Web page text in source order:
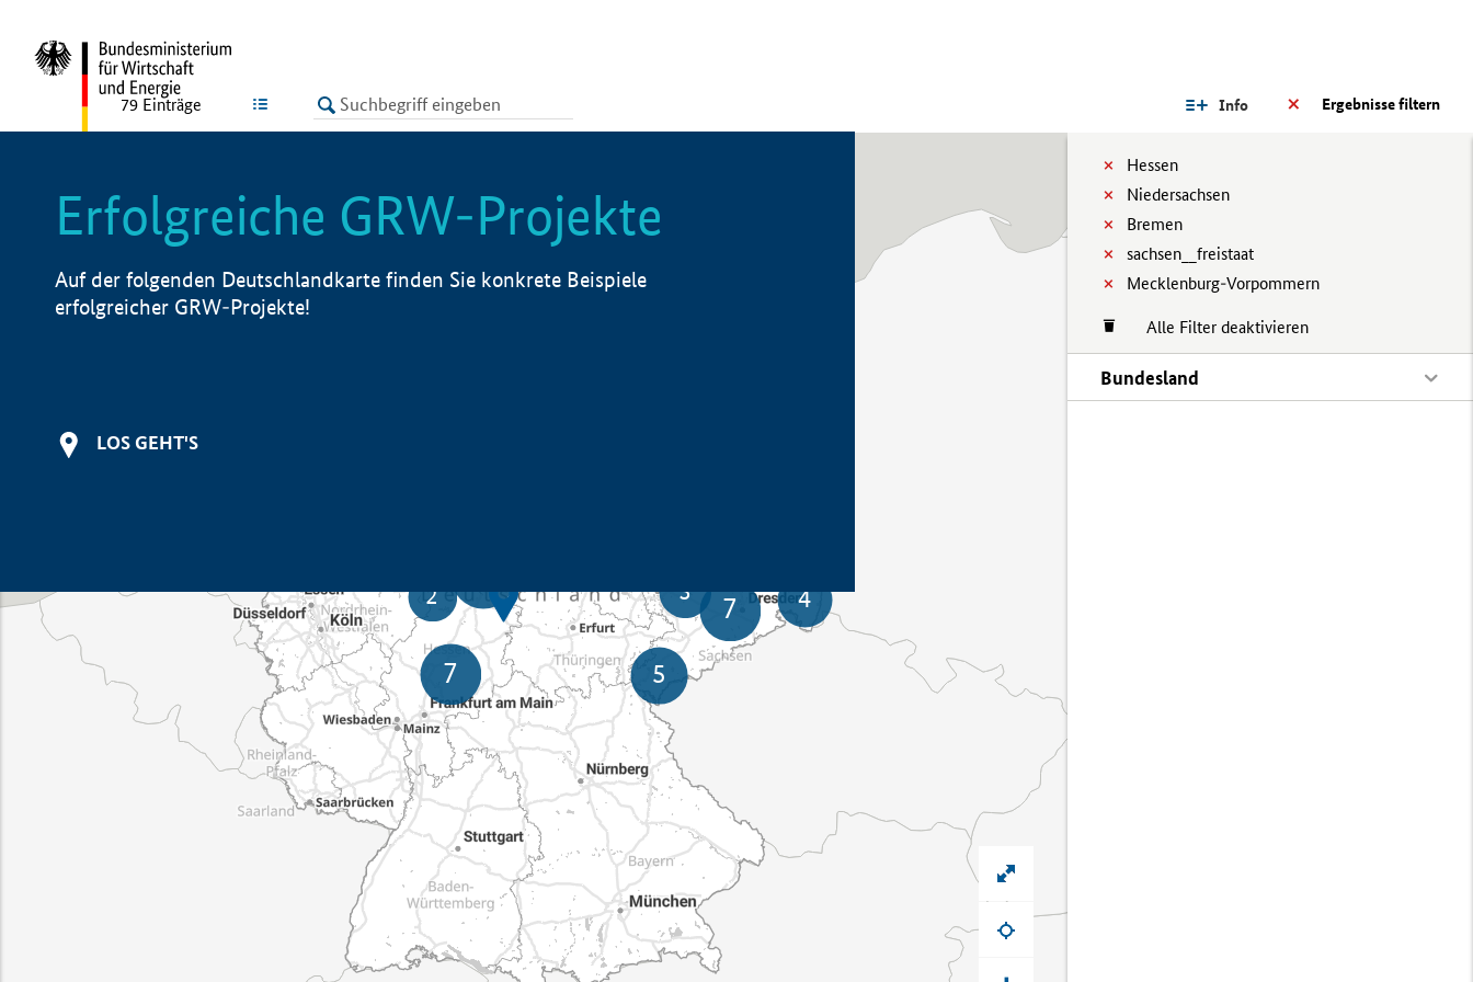
LISTE Ergebnisse filtern
Info
Hessen
Niedersachsen
Bremen
sachsen__freistaat
Mecklenburg-Vorpommern
Alle Filter deaktivieren
Bundesland
79 Einträge
Erfolgreiche GRW-Projekte
Auf der folgenden Deutschlandkarte finden Sie konkrete Beispiele
erfolgreicher GRW-Projekte!
LOS GEHT'S